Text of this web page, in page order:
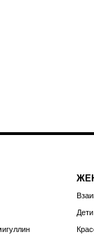
Дети